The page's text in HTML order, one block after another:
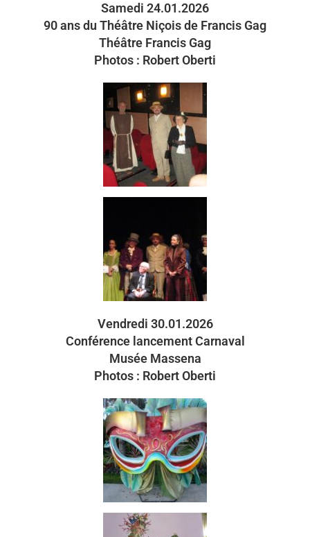
Samedi 24.01.2026
90 ans du Théâtre Niçois de Francis Gag
Théâtre Francis Gag
Photos : Robert Oberti
Vendredi 30.01.2026
Conférence lancement Carnaval
Musée Massena
Photos : Robert Oberti